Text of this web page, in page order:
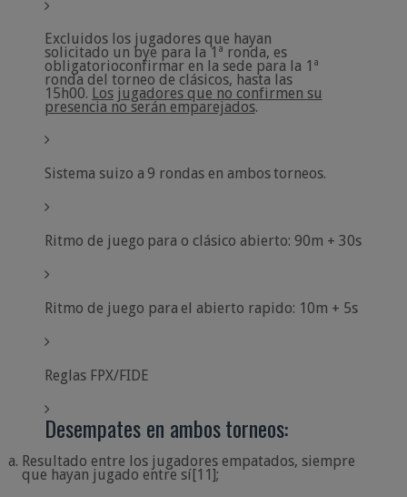
Excluidos los jugadores que hayan
solicitado un bye para la 1ª ronda, es
obligatorioconfirmar en la sede para la 1ª
ronda del torneo de clásicos, hasta las
15h00. Los jugadores que no confirmen su
presencia no serán emparejados.
Sistema suizo a 9 rondas en ambostorneos.
Ritmo de juego para o clásico abierto: 90m + 30s
Ritmo de juego para el abierto rapido: 10m + 5s
Reglas FPX/FIDE
Desempatesen ambostorneos:
Resultado entre los jugadores empatados, siempre
que hayan jugado entre sí[11];